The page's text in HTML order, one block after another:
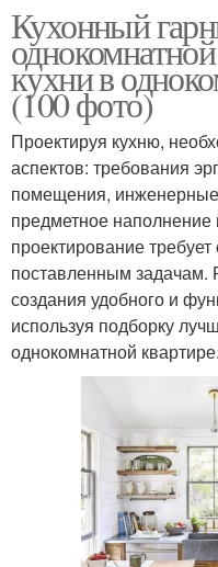
Кухонный
кухни в
(100 фото)
Проектируя кухню,
аспектов: требования
помещения,
предметное
проектирование
поставленным задачам.
создания удобного и
используя подборку
однокомнатной квартире.